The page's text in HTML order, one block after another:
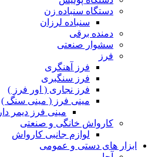
دستگاه سنباده زن
سنباده لرزان
دمنده برقی
سشوار صنعتی
فرز
فرز آهنگری
فرز سنگبری
فرز نجاری ( اور فرز )
مینی فرز ( مینی سنگ )
مینی فرز دیمر دار
کارواش خانگی و صنعتی
لوازم جانبی کارواش
ابزار های دستی و عمومی